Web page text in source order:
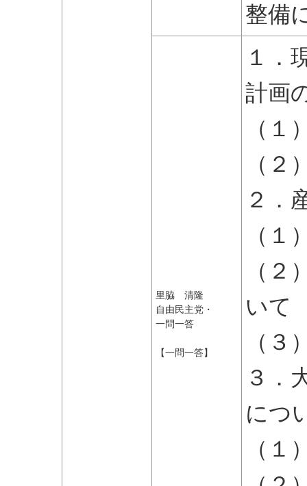
整備
里脇 清隆
自由民主党・
一問一答
【一問一答】
１．
計画
（
（
２．
（１
（
いて
（３
３．
につ
（１